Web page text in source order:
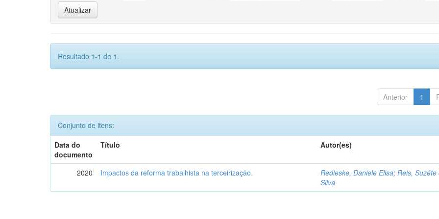
Resultado 1-1 de 1.
Anterior 1
Conjunto de itens:
Data do
documento
Título Autor(es)
2020 Impactos da reforma trabalhista na terceirização. Redieske, Daniele Elisa;Reis, Suzéte
Silva